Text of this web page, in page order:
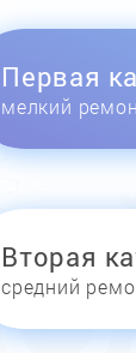
Первая
мелкий
Вторая
средний